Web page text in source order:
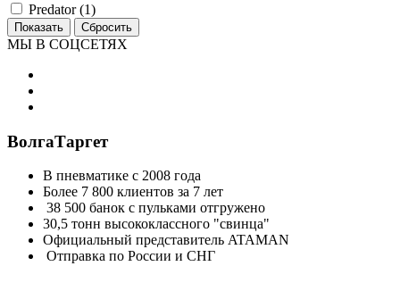
Predator (1)
МЫ В СОЦСЕТЯХ
ВолгаТаргет
В пневматике с 2008 года
Более 7 800 клиентов за 7 лет
38 500 банок с пульками отгружено
30,5 тонн высококлассного "свинца"
Официальный представитель ATAMAN
Отправка по России и СНГ